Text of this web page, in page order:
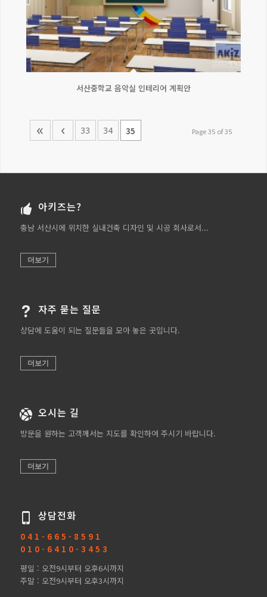
서산중학교 음악실 인테리어 계획안
Page 35 of 35
« ‹ 33 34 35
아키즈는?
충남 서산시에 위치한 실내건축 디자인 및 시공 회사로서...
더보기
자주 묻는 질문
상담에 도움이 되는 질문들을 모아 놓은 곳입니다.
더보기
오시는 길
방문을 원하는 고객께서는 지도를 확인하여 주시기 바랍니다.
더보기
상담전화
0 4 1 - 6 6 5 - 8 5 9 1
0 1 0 - 6 4 1 0 - 3 4 5 3
평일 : 오전9시부터 오후6시까지
주말 : 오전9시부터 오후3시까지